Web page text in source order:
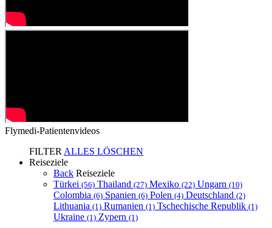
Flymedi-Patientenvideos
FILTER ALLES LÖSCHEN
Reiseziele
Back Reiseziele
Türkei (56) Thailand (27) Mexiko (22) Ungarn (10)
Colombia (6) Spanien (6) Polen (4) Deutschland (2)
Lithuania (1) Rumanien (1) Tschechische Republik (1)
Ukraine (1) Zypern (1)